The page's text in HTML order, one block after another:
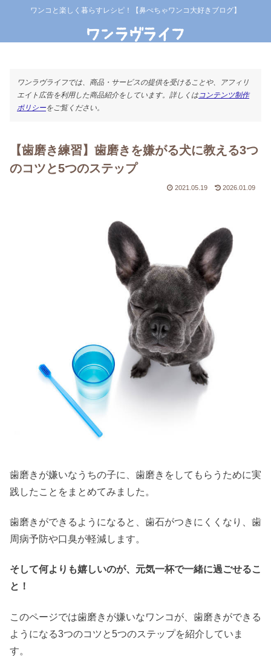
ワンコと楽しく暮らすレシピ！【鼻ぺちゃワンコ大好きブログ】
ワンラヴライフでは、商品・サービスの提供を受けることや、アフィリ
エイト広告を利用した商品紹介をしています。詳しくはコンテンツ制作
ポリシーをご覧ください。
【歯磨き練習】歯磨きを嫌がる犬に教える3つ
のコツと5つのステップ
2021.05.19 2026.01.09
歯磨きが嫌いなうちの子に、歯磨きをしてもらうために実
践したことをまとめてみました。
歯磨きができるようになると、歯石がつきにくくなり、歯
周病予防や口臭が軽減します。
そして何よりも嬉しいのが、元気一杯で一緒に過ごせるこ
と！
このページでは歯磨きが嫌いなワンコが、歯磨きができる
ようになる3つのコツと5つのステップを紹介していま
す。